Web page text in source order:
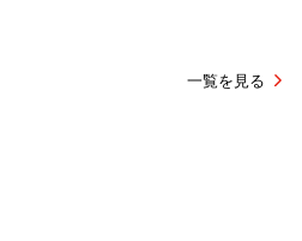
一覧を見る